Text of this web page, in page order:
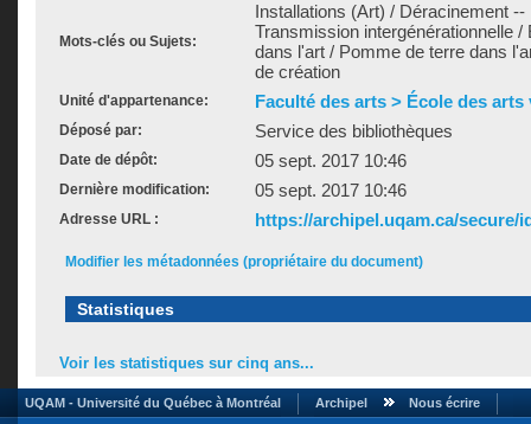
Mots-clés ou Sujets:
Installations (Art) / Déracinement
Transmission intergénérationnelle
dans l'art / Pomme de terre dans
de création
Unité d'appartenance: Faculté des arts > École des
Déposé par: Service des bibliothèques
Date de dépôt: 05 sept. 2017 10:46
Dernière modification: 05 sept. 2017 10:46
Adresse URL : https://archipel.uqam.ca/secure/
Modifier les métadonnées (propriétaire du document)
Statistiques
Voir les statistiques sur cinq ans...
UQAM - Université du Québec à Montréal Archipel Nous écrire